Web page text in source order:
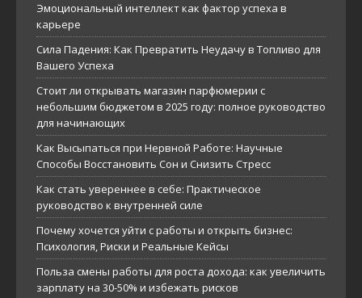
Эмоциональный интеллект как фактор успеха в
карьере
Сила Падения: Как Превратить Неудачу в Топливо для
Вашего Успеха
Стоит ли открывать магазин парфюмерии с
небольшим бюджетом в 2025 году: полное руководство
для начинающих
Как Высыпаться при Нервной Работе: Научные
Способы Восстановить Сон и Снизить Стресс
Как стать увереннее в себе: Практическое
руководство к внутренней силе
Почему хочется уйти с работы и открыть бизнес:
Психология, Риски и Реальные Кейсы
Польза смены работы для роста дохода: как увеличить
зарплату на 30-50% и избежать рисков